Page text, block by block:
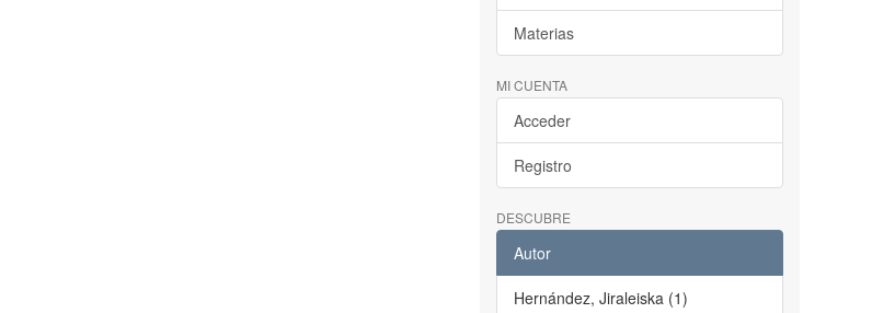
Materias
MI CUENTA
Acceder
Registro
DESCUBRE
Autor
Hernández, Jiraleiska (1)